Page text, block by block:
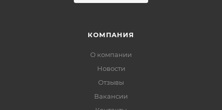
КОМПАНИЯ
О компании
Новости
Отзывы
Вакансии